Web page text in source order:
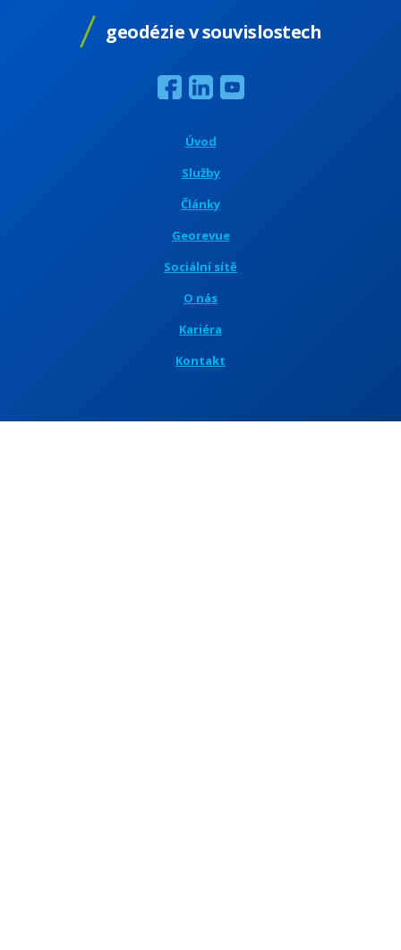
geodézie v souvislostech
Úvod
Služby
Články
Georevue
Sociální sítě
O nás
Kariéra
Kontakt